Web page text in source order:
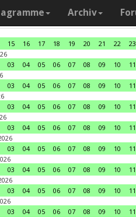
Archiv
15 16 17 18 19 20 21 22
23
03 04 05 06 07 08 09 10 11
03 04 05 06 07 08 09 10 11
03 04 05 06 07 08 09 10 11
03 04 05 06 07 08 09 10 11
03 04 05 06 07 08 09 10 11
03 04 05 06 07 08 09 10 11
03 04 05 06 07 08 09 10 11
03 04 05 06 07 08 09 10 11